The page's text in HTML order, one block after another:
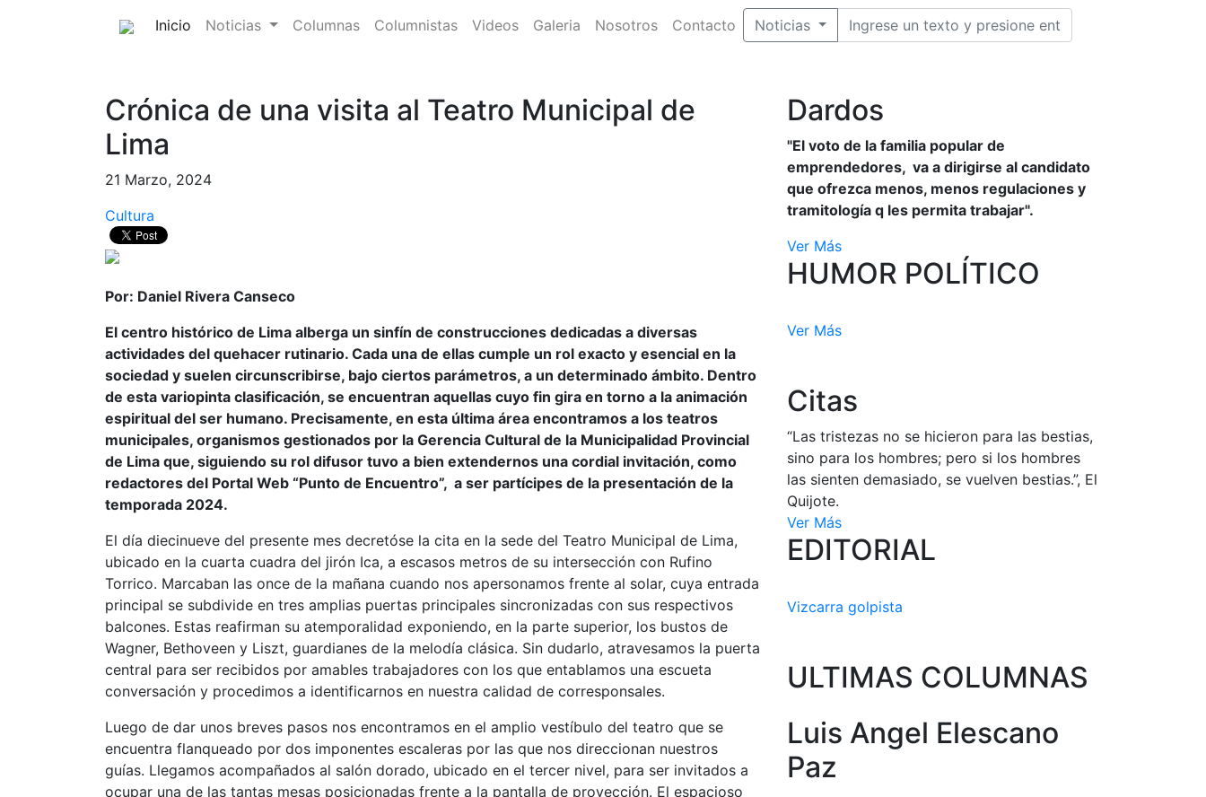
Inicio (current)
Noticias Columnas Columnistas Videos Galeria Nosotros Contacto Noticias
Crónica de una visita al Teatro Municipal de
Lima
21 Marzo, 2024
Cultura
Por: Daniel Rivera Canseco
El centro histórico de Lima alberga un sinfín de construcciones dedicadas a diversas
actividades del quehacer rutinario. Cada una de ellas cumple un rol exacto y esencial en la
sociedad y suelen circunscribirse, bajo ciertos parámetros, a un determinado ámbito. Dentro
de esta variopinta clasificación, se encuentran aquellas cuyo fin gira en torno a la animación
espiritual del ser humano. Precisamente, en esta última área encontramos a los teatros
municipales, organismos gestionados por la Gerencia Cultural de la Municipalidad Provincial
de Lima que, siguiendo su rol difusor tuvo a bien extendernos una cordial invitación, como
redactores del Portal Web “Punto de Encuentro”, a ser partícipes de la presentación de la
temporada 2024.
El día diecinueve del presente mes decretóse la cita en la sede del Teatro Municipal de Lima,
ubicado en la cuarta cuadra del jirón Ica, a escasos metros de su intersección con Rufino
Torrico. Marcaban las once de la mañana cuando nos apersonamos frente al solar, cuya entrada
principal se subdivide en tres amplias puertas principales sincronizadas con sus respectivos
balcones. Estas reafirman su atemporalidad exponiendo, en la parte superior, los bustos de
Wagner, Bethoveen y Liszt, guardianes de la melodía clásica. Sin dudarlo, atravesamos la puerta
central para ser recibidos por amables trabajadores con los que entablamos una escueta
conversación y procedimos a identificarnos en nuestra calidad de corresponsales.
Luego de dar unos breves pasos nos encontramos en el amplio vestíbulo del teatro que se
encuentra flanqueado por dos imponentes escaleras por las que nos direccionan nuestros
guías. Llegamos acompañados al salón dorado, ubicado en el tercer nivel, para ser invitados a
ocupar una de las tantas mesas posicionadas frente a la pantalla de proyección. El espacioso
Dardos
"El voto de la familia popular de
emprendedores, va a dirigirse al candidato
que ofrezca menos, menos regulaciones y
tramitología q les permita trabajar".
Ver Más
HUMOR POLÍTICO
Ver Más
Citas
“Las tristezas no se hicieron para las bestias,
sino para los hombres; pero si los hombres
las sienten demasiado, se vuelven bestias.”, El
Quijote.
Ver Más
EDITORIAL
Vizcarra golpista
ULTIMAS COLUMNAS
Luis Angel Elescano
Paz